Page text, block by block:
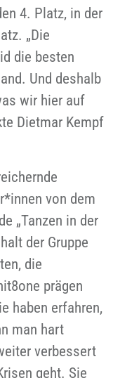
4. Platz, in der
„Die
die besten
Und deshalb
wir hier auf
Dietmar Kempf
von dem
„Tanzen in der
der Gruppe
die
prägen
haben erfahren,
man hart
verbessert
geht. Sie